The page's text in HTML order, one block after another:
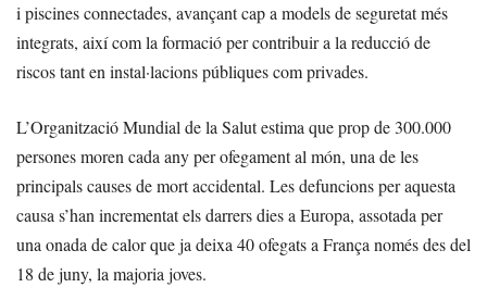
i piscines connectades, avançant cap a models de seguretat més
integrats, així com la formació per contribuir a la reducció de
riscos tant en instal·lacions públiques com privades.
L’Organització Mundial de la Salut estima que prop de 300.000
persones moren cada any per ofegament al món, una de les
principals causes de mort accidental. Les defuncions per aquesta
causa s’han incrementat els darrers dies a Europa, assotada per
una onada de calor que ja deixa 40 ofegats a França només des del
18 de juny, la majoria joves.